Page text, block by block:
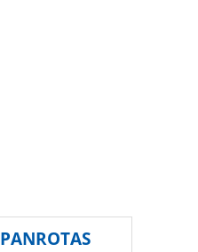
PANROTAS